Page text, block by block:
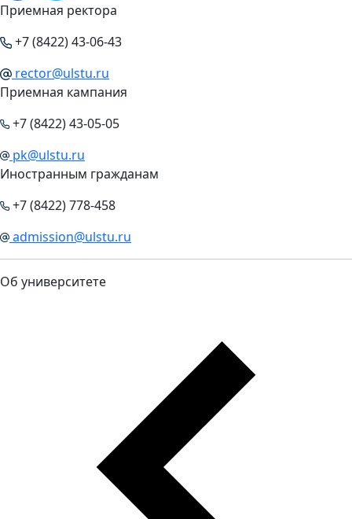
Приемная ректора
+7 (8422) 43-06-43
rector@ulstu.ru
Приемная кампания
+7 (8422) 43-05-05
pk@ulstu.ru
Иностранным гражданам
+7 (8422) 778-458
admission@ulstu.ru
Об университете